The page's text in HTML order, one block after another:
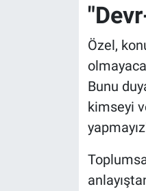
Özel,
Bunu
kimseyi